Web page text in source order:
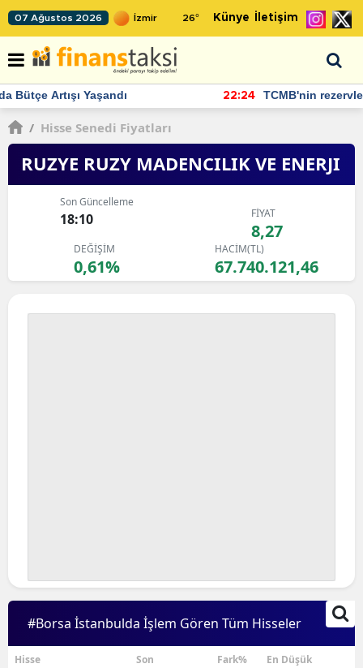
07 Ağustos 2026 26° Künye İletişim
22:24 TCMB'nin rezervlerinde artan momentum devam ediyor
/ Hisse Senedi Fiyatları
RUZYE RUZY MADENCILIK VE ENERJI
Son Güncelleme
18:10 FİYAT
8,27
DEĞİŞİM
0,61%
HACİM(TL)
67.740.121,46
#Borsa İstanbulda İşlem Gören Tüm Hisseler
Hisse Son Fark% En Düşük